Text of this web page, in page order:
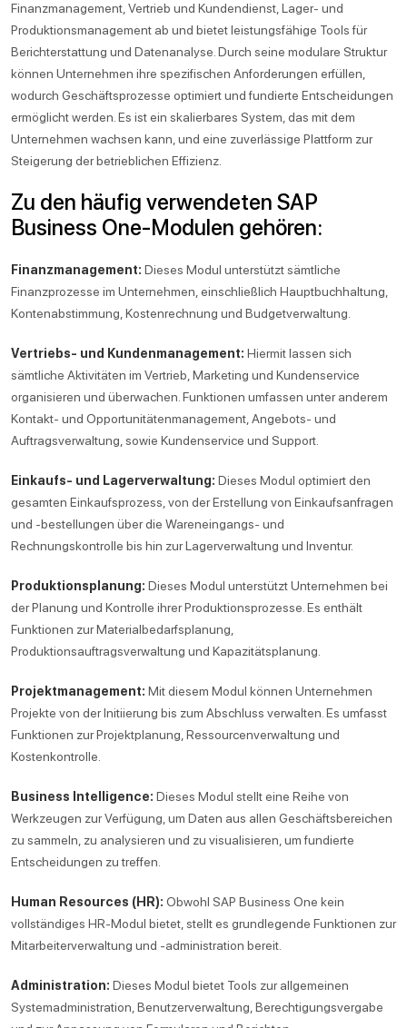
Finanzmanagement, Vertrieb und Kundendienst, Lager- und
Produktionsmanagement ab und bietet leistungsfähige Tools für
Berichterstattung und Datenanalyse. Durch seine modulare Struktur
können Unternehmen ihre spezifischen Anforderungen erfüllen,
wodurch Geschäftsprozesse optimiert und fundierte Entscheidungen
ermöglicht werden. Es ist ein skalierbares System, das mit dem
Unternehmen wachsen kann, und eine zuverlässige Plattform zur
Steigerung der betrieblichen Effizienz.
Zu den häufig verwendeten SAP
Business One-Modulen gehören:
Finanzmanagement: Dieses Modul unterstützt sämtliche
Finanzprozesse im Unternehmen, einschließlich Hauptbuchhaltung,
Kontenabstimmung, Kostenrechnung und Budgetverwaltung.
Vertriebs- und Kundenmanagement: Hiermit lassen sich
sämtliche Aktivitäten im Vertrieb, Marketing und Kundenservice
organisieren und überwachen. Funktionen umfassen unter anderem
Kontakt- und Opportunitätenmanagement, Angebots- und
Auftragsverwaltung, sowie Kundenservice und Support.
Einkaufs- und Lagerverwaltung: Dieses Modul optimiert den
gesamten Einkaufsprozess, von der Erstellung von Einkaufsanfragen
und -bestellungen über die Wareneingangs- und
Rechnungskontrolle bis hin zur Lagerverwaltung und Inventur.
Produktionsplanung: Dieses Modul unterstützt Unternehmen bei
der Planung und Kontrolle ihrer Produktionsprozesse. Es enthält
Funktionen zur Materialbedarfsplanung,
Produktionsauftragsverwaltung und Kapazitätsplanung.
Projektmanagement: Mit diesem Modul können Unternehmen
Projekte von der Initiierung bis zum Abschluss verwalten. Es umfasst
Funktionen zur Projektplanung, Ressourcenverwaltung und
Kostenkontrolle.
Business Intelligence: Dieses Modul stellt eine Reihe von
Werkzeugen zur Verfügung, um Daten aus allen Geschäftsbereichen
zu sammeln, zu analysieren und zu visualisieren, um fundierte
Entscheidungen zu treffen.
Human Resources (HR): Obwohl SAP Business One kein
vollständiges HR-Modul bietet, stellt es grundlegende Funktionen zur
Mitarbeiterverwaltung und -administration bereit.
Administration: Dieses Modul bietet Tools zur allgemeinen
Systemadministration, Benutzerverwaltung, Berechtigungsvergabe